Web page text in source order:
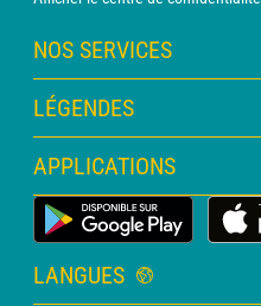
NOS SERVICES
Abonnement METEO Xpert
Abonnement METEO PRO
Consultation avec un prévisionniste
Bulletin PRO
LÉGENDES
Légende des cartes
Légende des pictogrammes
Glossaire
APPLICATIONS
Application Météo Terrestre
LANGUES